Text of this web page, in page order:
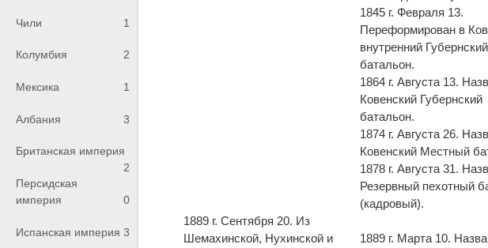
Чили 1
Колумбия 2
Мексика 1
Албания 3
Британская империя
2
Персидская
империя
0
Испанская империя 3
1845 г. Февраля 13.
Переформирован в
внутренний Губернский
батальон.
1864 г. Августа 13.
Ковенский Губернский
батальон.
1874 г. Августа 26.
Ковенский Местный
1878 г. Августа 31.
Резервный пехотный
(кадровый).
1889 г. Сентября 20. Из
Шемахинской, Нухинской и
1889 г. Марта 10.